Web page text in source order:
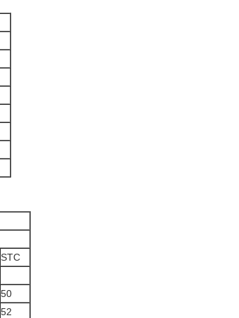
STC
50
52